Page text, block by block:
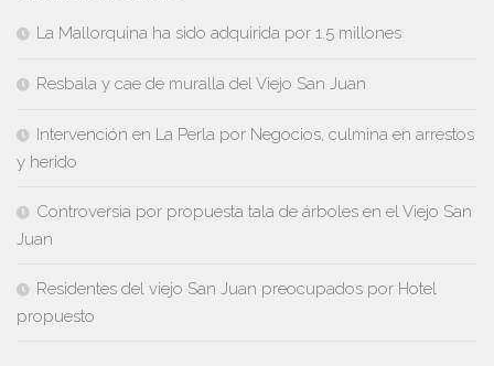
La Mallorquina ha sido adquirida por 1.5 millones
Resbala y cae de muralla del Viejo San Juan
Intervención en La Perla por Negocios, culmina en arrestos
y herido
Controversia por propuesta tala de árboles en el Viejo San
Juan
Residentes del viejo San Juan preocupados por Hotel
propuesto